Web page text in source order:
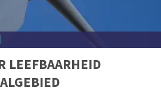
LEEFBAARHEID